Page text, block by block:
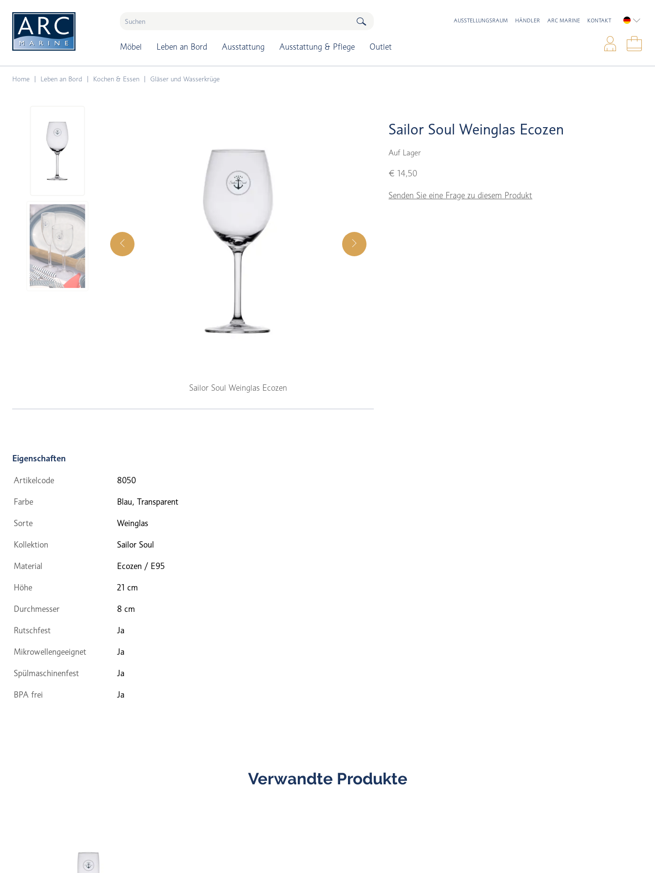
Möbel Leben an Bord Ausstattung Ausstattung & Pflege Outlet
AUSSTELLUNGSRAUM HÄNDLER ARC MARINE KONTAKT
Home Leben an Bord Kochen & Essen Gläser und Wasserkrüge
Sailor Soul Weinglas Ecozen
Sailor Soul Weinglas Ecozen
Auf Lager
€ 14,50
Senden Sie eine Frage zu diesem Produkt
Eigenschaften
Artikelcode 8050
Farbe Blau, Transparent
Sorte Weinglas
Kollektion Sailor Soul
Material Ecozen / E95
Höhe 21 cm
Durchmesser 8 cm
Rutschfest Ja
Mikrowellengeeignet Ja
Spülmaschinenfest Ja
BPA frei Ja
Verwandte Produkte